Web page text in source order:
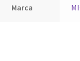
Marca